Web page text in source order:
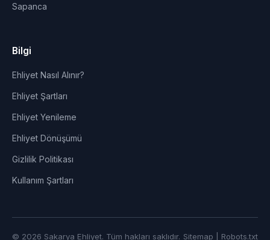
Sapanca
Bilgi
Ehliyet Nasıl Alınır?
Ehliyet Şartları
Ehliyet Yenileme
Ehliyet Dönüşümü
Gizlilik Politikası
Kullanım Şartları
© 2026 Sakarya Ehliyet. Tüm hakları saklıdır. Sitemap Robots.txt